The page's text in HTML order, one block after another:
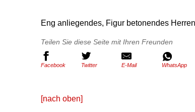
Eng anliegendes, Figur betonendes
Teilen Sie diese Seite mit Ihren Freunden
Facebook Twitter E-Mail WhatsApp
[nach oben]